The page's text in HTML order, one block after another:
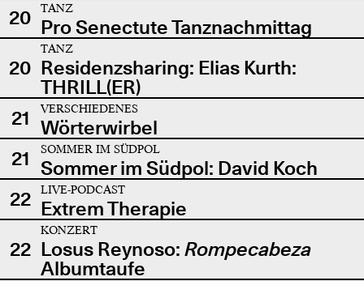
20
TANZ
Pro Senectute Tanznachmittag
20
TANZ
Residenzsharing: Elias Kurth:
THRILL(ER)
21
VERSCHIEDENES
Wörterwirbel
21
SOMMER IM SÜDPOL
Sommer im Südpol: David Koch
22
LIVE-PODCAST
Extrem Therapie
22
KONZERT
Losus Reynoso: Rompecabeza
Albumtaufe